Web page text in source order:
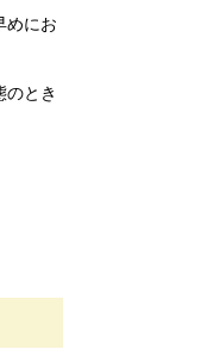
めにお
のとき